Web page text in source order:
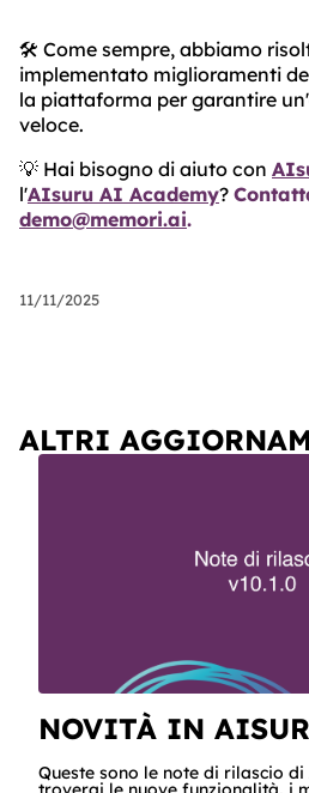
🛠️ Come sempre, abbiamo
implementato miglioramenti
la piattaforma per garantire
veloce.
💡 Hai bisogno di aiuto con
l'AIsuru AI Academy?
demo@memori.ai.
11/11/2025
ALTRI
NOVITÀ IN
Queste sono le note di rilascio di